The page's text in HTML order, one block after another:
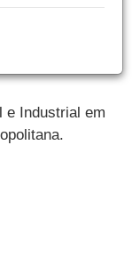
e Industrial em